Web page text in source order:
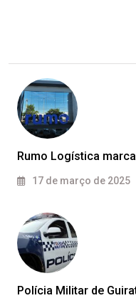
Rumo Logística
17 de março de 2025
Polícia Militar de